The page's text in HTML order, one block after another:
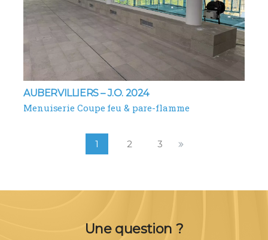
AUBERVILLIERS – J.O. 2024
Menuiserie Coupe feu & pare-flamme
1 2 3
Une question ?